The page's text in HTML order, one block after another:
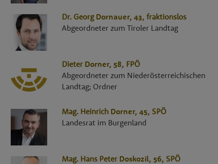
Dr. Georg Dornauer, 43, fraktionslos
Abgeordneter zum Tiroler Landtag
Dieter Dorner, 58, FPÖ
Abgeordneter zum Niederösterreichischen
Landtag; Ordner
Mag. Heinrich Dorner, 45, SPÖ
Landesrat im Burgenland
Mag. Hans Peter Doskozil, 56, SPÖ